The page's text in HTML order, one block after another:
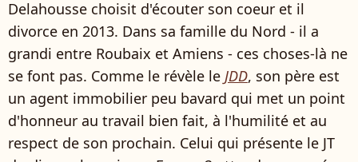
Delahousse choisit d'écouter son coeur et il
divorce en 2013. Dans sa famille du Nord - il a
grandi entre Roubaix et Amiens - ces choses-là ne
se font pas. Comme le révèle le JDD, son père est
un agent immobilier peu bavard qui met un point
d'honneur au travail bien fait, à l'humilité et au
respect de son prochain. Celui qui présente le JT